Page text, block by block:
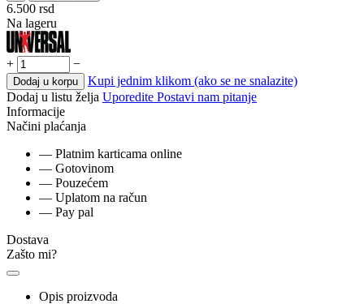
6.500 rsd
Na lageru
+ −
Dodaj u korpu
Kupi jednim klikom (ako se ne snalazite)
Dodaj u listu želja Uporedite Postavi nam pitanje
Informacije
Načini plaćanja
— Platnim karticama online
— Gotovinom
— Pouzećem
— Uplatom na račun
— Pay pal
Dostava
Zašto mi?
Opis proizvoda